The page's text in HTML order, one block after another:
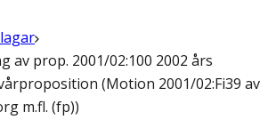
av prop. 2001/02:100 2002 års
(Motion 2001/02:Fi39 av
m.fl. (fp))